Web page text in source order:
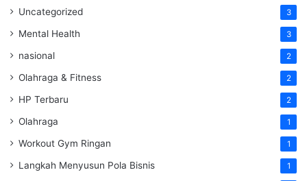
Uncategorized 3
Mental Health 3
nasional 2
Olahraga & Fitness 2
HP Terbaru 2
Olahraga 1
Workout Gym Ringan 1
Langkah Menyusun Pola Bisnis 1